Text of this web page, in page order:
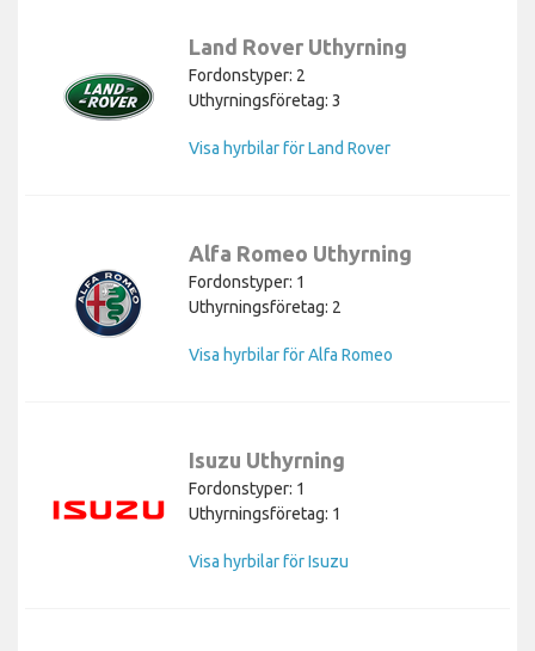
Land Rover Uthyrning
Fordonstyper: 2
Uthyrningsföretag: 3
Visa hyrbilar för Land Rover
Alfa Romeo Uthyrning
Fordonstyper: 1
Uthyrningsföretag: 2
Visa hyrbilar för Alfa Romeo
Isuzu Uthyrning
Fordonstyper: 1
Uthyrningsföretag: 1
Visa hyrbilar för Isuzu